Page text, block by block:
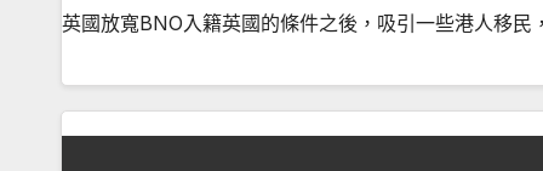
英國放寬BNO入籍英國的條件之後，吸引一些港人移民